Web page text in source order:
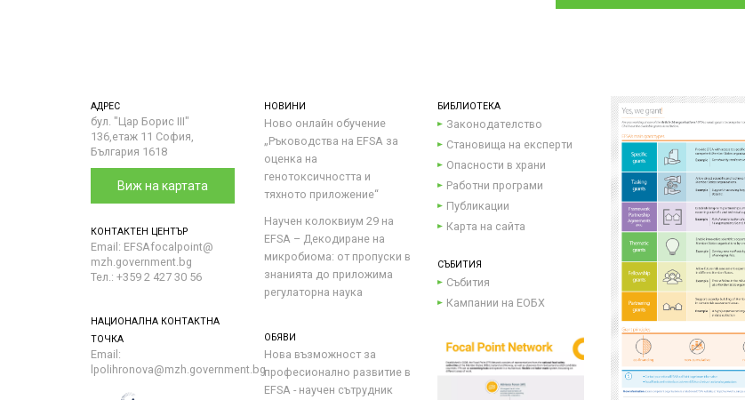
АДРЕС
бул. "Цар Борис III"
136,етаж 11 София,
България 1618
Виж на картата
КОНТАКТЕН ЦЕНТЪР
Email: EFSAfocalpoint@
mzh.government.bg
Тел.: +359 2 427 30 56
НАЦИОНАЛНА КОНТАКТНА
ТОЧКА
Email:
lpolihronova@mzh.government.bg
НОВИНИ
Ново онлайн обучение
„Ръководства на ЕFSA за
оценка на
генотоксичността и
тяхното приложение“
Научен колоквиум 29 на
EFSA – Декодиране на
микробиома: от пропуски в
знанията до приложима
регулаторна наука
ОБЯВИ
Нова възможност за
професионално развитие в
EFSA - научен сътрудник
БИБЛИОТЕКА
Законодателство
Становища на експерти
Опасности в храни
Работни програми
Публикации
Карта на сайта
СЪБИТИЯ
Събития
Кампании на ЕОБХ